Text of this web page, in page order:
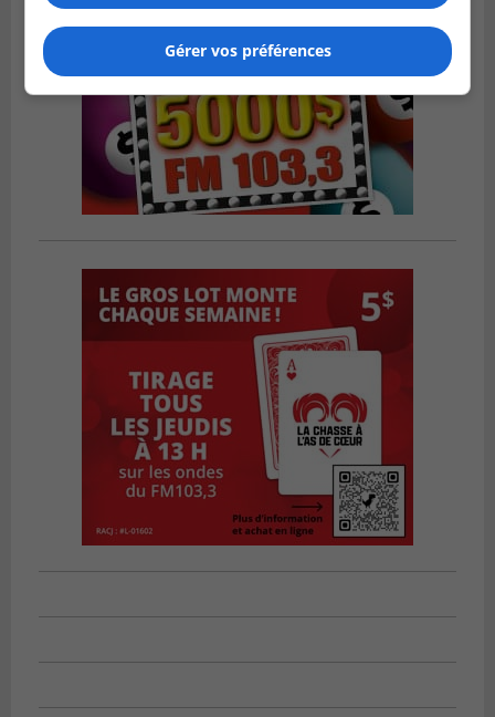
Gérer vos préférences